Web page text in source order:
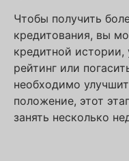
Чтобы получить
кредитования, вы
кредитной
рейтинг или
необходимо
положение, этот
занять несколько